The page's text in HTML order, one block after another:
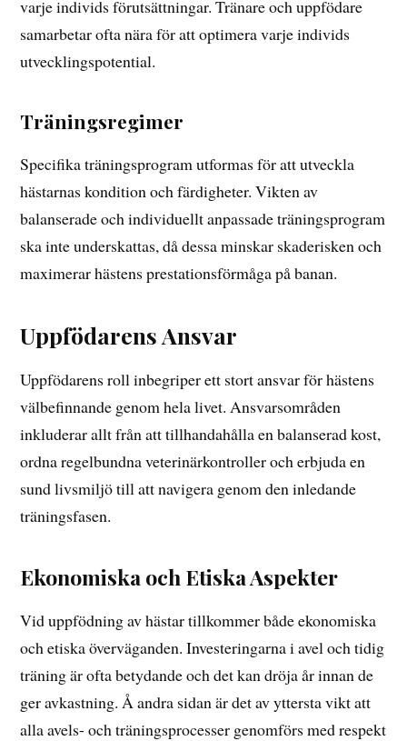
varje individs förutsättningar. Tränare och uppfödare
samarbetar ofta nära för att optimera varje individs
utvecklingspotential.
Träningsregimer
Specifika träningsprogram utformas för att utveckla
hästarnas kondition och färdigheter. Vikten av
balanserade och individuellt anpassade träningsprogram
ska inte underskattas, då dessa minskar skaderisken och
maximerar hästens prestationsförmåga på banan.
Uppfödarens Ansvar
Uppfödarens roll inbegriper ett stort ansvar för hästens
välbefinnande genom hela livet. Ansvarsområden
inkluderar allt från att tillhandahålla en balanserad kost,
ordna regelbundna veterinärkontroller och erbjuda en
sund livsmiljö till att navigera genom den inledande
träningsfasen.
Ekonomiska och Etiska Aspekter
Vid uppfödning av hästar tillkommer både ekonomiska
och etiska överväganden. Investeringarna i avel och tidig
träning är ofta betydande och det kan dröja år innan de
ger avkastning. Å andra sidan är det av yttersta vikt att
alla avels- och träningsprocesser genomförs med respekt